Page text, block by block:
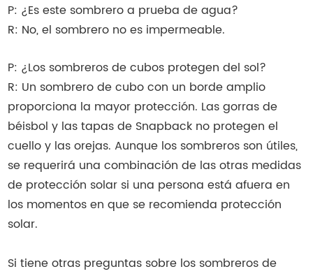
P: ¿Es este sombrero a prueba de agua?
R: No, el sombrero no es impermeable.
P: ¿Los sombreros de cubos protegen del sol?
R: Un sombrero de cubo con un borde amplio
proporciona la mayor protección. Las gorras de
béisbol y las tapas de Snapback no protegen el
cuello y las orejas. Aunque los sombreros son útiles,
se requerirá una combinación de las otras medidas
de protección solar si una persona está afuera en
los momentos en que se recomienda protección
solar.
Si tiene otras preguntas sobre los sombreros de